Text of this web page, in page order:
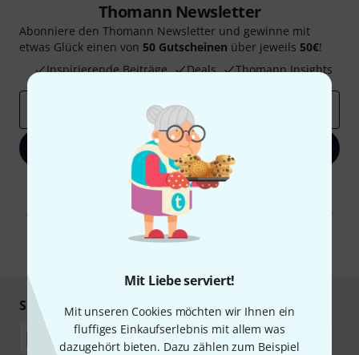
Mit Liebe serviert!
Mit unseren Cookies möchten wir Ihnen ein
fluffiges Einkaufserlebnis mit allem was
dazugehört bieten. Dazu zählen zum Beispiel
Thomann Newsletter
Abonniere den Thomann Newsletter und gewinne mit
etwas Glück einen von 50 Gutscheinen über jeweils 50€!
Inspirierende Beiträge
Deals Thomann Insights
Jetzt anmelden
Mit Klick auf „Jetzt anmelden“ stimmen Sie dem Erhalt von E-Mail-
Werbung und einer Messung des E-Mail-Nutzungsverhaltens zu. Die
Abmeldung ist jederzeit möglich. Weitere Informationen finden Sie in
unserenDatenschutzhinweisen
Sicher einkaufen & bezahlen